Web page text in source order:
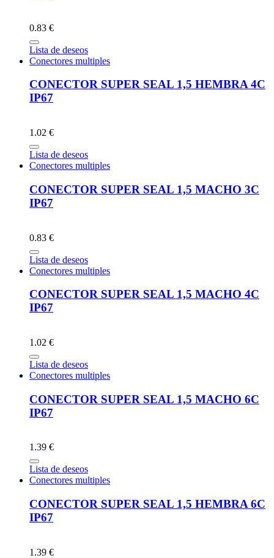
0.83 €
Lista de deseos
Conectores multiples
CONECTOR SUPER SEAL 1,5 HEMBRA 4C
IP67
1.02 €
Lista de deseos
Conectores multiples
CONECTOR SUPER SEAL 1,5 MACHO 3C
IP67
0.83 €
Lista de deseos
Conectores multiples
CONECTOR SUPER SEAL 1,5 MACHO 4C
IP67
1.02 €
Lista de deseos
Conectores multiples
CONECTOR SUPER SEAL 1,5 MACHO 6C
IP67
1.39 €
Lista de deseos
Conectores multiples
CONECTOR SUPER SEAL 1,5 HEMBRA 6C
IP67
1.39 €